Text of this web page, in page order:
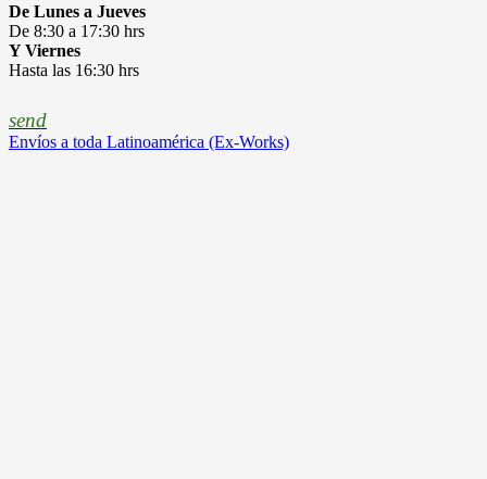
De Lunes a Jueves
De 8:30 a 17:30 hrs
Y Viernes
Hasta las 16:30 hrs
send
Envíos a toda Latinoamérica (Ex-Works)